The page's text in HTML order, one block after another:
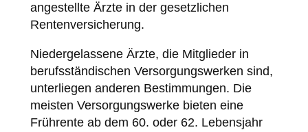
angestellte Ärzte in der gesetzlichen
Rentenversicherung.
Niedergelassene Ärzte, die Mitglieder in
berufsständischen Versorgungswerken sind,
unterliegen anderen Bestimmungen. Die
meisten Versorgungswerke bieten eine
Frührente ab dem 60. oder 62. Lebensjahr